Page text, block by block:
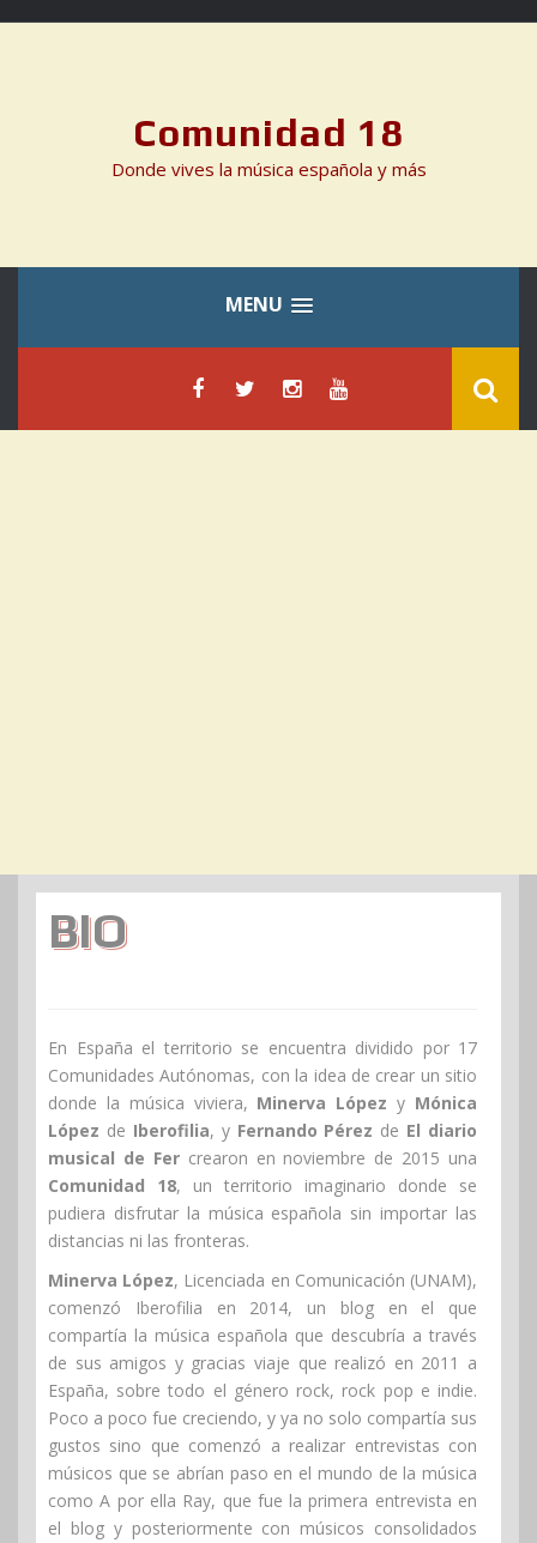
Comunidad 18
Donde vives la música española y más
MENU
BIO
En España el territorio se encuentra dividido por 17
Comunidades Autónomas, con la idea de crear un sitio
donde la música viviera, Minerva López y Mónica
López de Iberofilia, y Fernando Pérez de El diario
musical de Fercrearon en noviembre de 2015 una
Comunidad 18, un territorio imaginario donde se
pudiera disfrutar la música española sin importar las
distancias ni las fronteras.
Minerva López, Licenciada en Comunicación (UNAM),
comenzó Iberofilia en 2014, un blog en el que
compartía la música española que descubría a través
de sus amigos y gracias viaje que realizó en 2011 a
España, sobre todo el género rock, rock pop e indie.
Poco a poco fue creciendo, y ya no solo compartía sus
gustos sino que comenzó a realizar entrevistas con
músicos que se abrían paso en el mundo de la música
como A por ella Ray, que fue la primera entrevista en
el blog y posteriormente con músicos consolidados